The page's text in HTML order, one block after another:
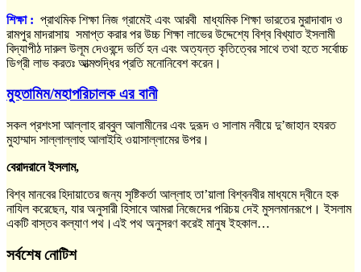
শিক্ষা: প্রাথমিক শিক্ষা নিজ গ্রামেই এবং আরবী মাধ্যমিক শিক্ষা ভারতের মুরাদাবাদ ও
রামপুর মাদরাসায় সমাপ্ত করার পর উচ্চ শিক্ষা লাভের উদ্দেশ্যে বিশ্ব বিখ্যাত ইসলামী
বিদ্যাপীঠ দারুল উলূম দেওবন্দে ভর্তি হন এবং অত্যন্ত কৃতিত্বের সাথে তথা হতে সর্বোচ্চ
ডিগ্রী লাভ করতঃ আত্মশুদ্ধির প্রতি মনোনিবেশ করেন।
মুহতামিম/মহাপরিচালক এর বানী
সকল প্রশংসা আল্লাহ রাব্বুল আলামীনের এবং দুরূদ ও সালাম নবীয়ে দু’জাহান হযরত
মুহাম্মাদ সাল্লাল্লাহু আলাইহি ওয়াসাল্লামের উপর।
বেরাদরানে ইসলাম,
বিশ্ব মানবের হিদায়াতের জন্য সৃষ্টিকর্তা আল্লাহ তা’য়ালা বিশ্বনবীর মাধ্যমে দ্বীনে হক
নাযিল করেছেন, যার অনুসারী হিসাবে আমরা নিজেদের পরিচয় দেই মুসলমানরূপে। ইসলাম
একটি বাস্তব কল্যাণ পথ।এই পথ অনুসরণ করেই মানুষ ইহকাল…
সর্বশেষ নোটিশ